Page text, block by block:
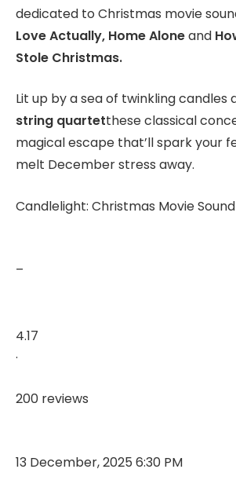
dedicated to Christmas movie
Love Actually, Home Aloneand
Stole Christmas.
Lit up by a sea of twinkling candles
string quartetthese classical
magical escape that’ll spark your
melt December stress away.
Candlelight: Christmas Movie
–
4.17
·
200 reviews
13 December, 2025 6:30 PM